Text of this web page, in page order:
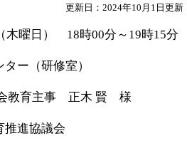
更新日：2024年10月1日更新
木曜日） 18時00分～19時15分
ー（研修室）
教育主事 正木 賢 様​
推進協議会​